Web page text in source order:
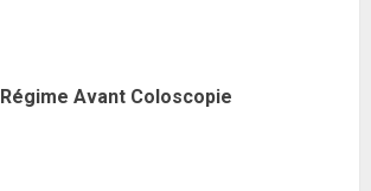
Régime Avant Coloscopie